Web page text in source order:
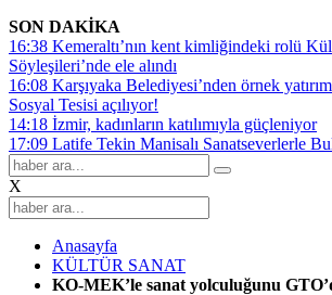
SON DAKİKA
16:38 Kemeraltı’nın kent kimliğindeki rolü
Söyleşileri’nde ele alındı
16:08 Karşıyaka Belediyesi’nden örnek
Sosyal Tesisi açılıyor!
14:18 İzmir, kadınların katılımıyla güçleniyor
17:09 Latife Tekin Manisalı Sanatseverlerle
X
Anasayfa
KÜLTÜR SANAT
KO-MEK’le sanat yolculuğunu